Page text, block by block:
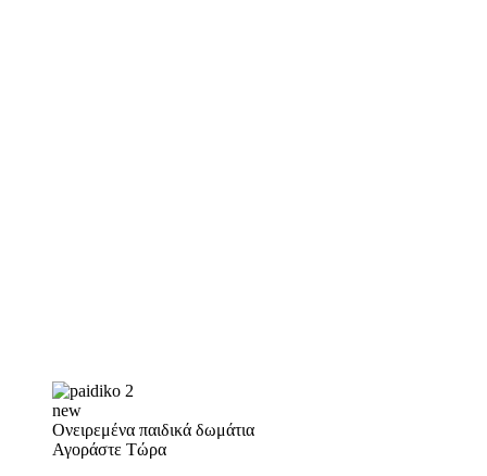
new
Ονειρεμένα παιδικά δωμάτια
Αγοράστε Τώρα